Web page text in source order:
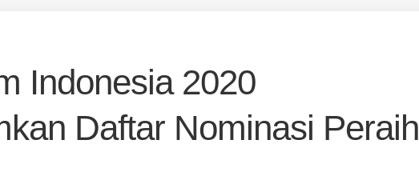
Indonesia 2020
Daftar Nominasi Peraih